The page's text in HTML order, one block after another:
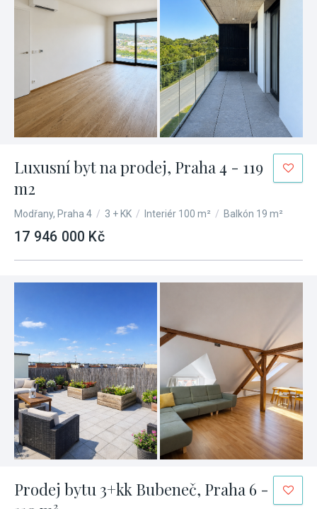
Luxusní byt na prodej, Praha 4 - 119
m2
Modřany, Praha 4 / 3 + KK / Interiér 100 m² / Balkón 19 m²
17 946 000 Kč
Prodej bytu 3+kk Bubeneč, Praha 6 -